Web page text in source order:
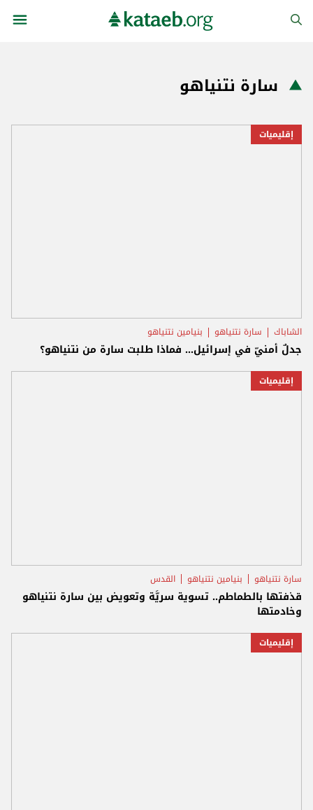
سارة نتنياهو
إقليميات
الشاباك سارة نتنياهو بنيامين نتنياهو
جدلٌ أمنيّ في إسرائيل... فماذا طلبت سارة من نتنياهو؟
إقليميات
سارة نتنياهو بنيامين نتنياهو القدس
قذفتها بالطماطم.. تسوية سريَّة وتعويض بين سارة نتنياهو
وخادمتها
إقليميات